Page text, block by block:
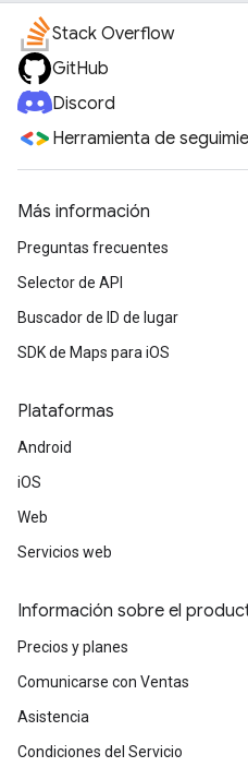
Stack Overflow
GitHub
Discord
Herramienta de
Más información
Preguntas frecuentes
Selector de API
Buscador de ID de lugar
SDK de Maps para iOS
Plataformas
Android
iOS
Web
Servicios web
Información sobre el
Precios y planes
Comunicarse con Ventas
Asistencia
Condiciones del Servicio